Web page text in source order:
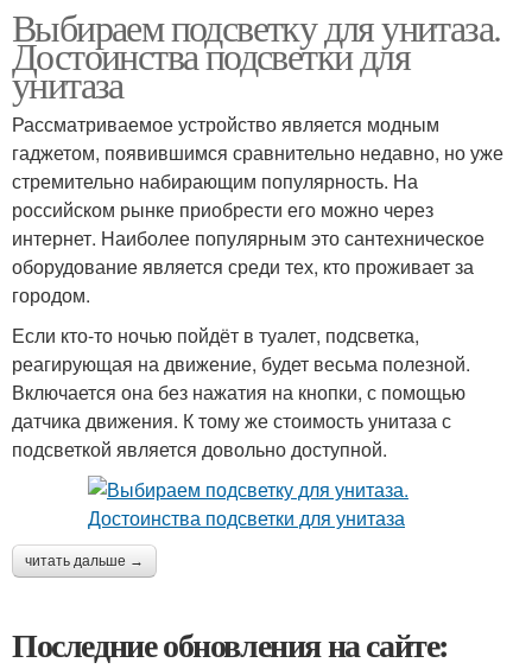
Выбираем подсветку для унитаза.
Достоинства подсветки для
унитаза
Рассматриваемое устройство является модным
гаджетом, появившимся сравнительно недавно, но уже
стремительно набирающим популярность. На
российском рынке приобрести его можно через
интернет. Наиболее популярным это сантехническое
оборудование является среди тех, кто проживает за
городом.
Если кто-то ночью пойдёт в туалет, подсветка,
реагирующая на движение, будет весьма полезной.
Включается она без нажатия на кнопки, с помощью
датчика движения. К тому же стоимость унитаза с
подсветкой является довольно доступной.
читать дальше →
Последние обновления на сайте: